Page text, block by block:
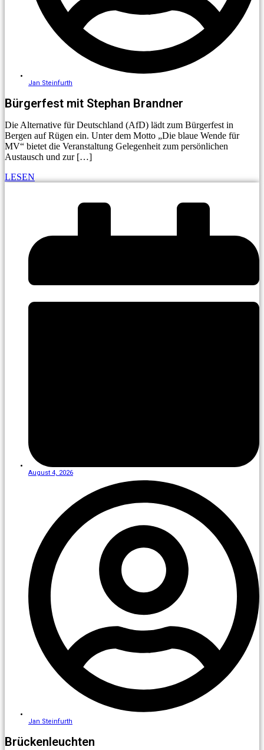
Jan Steinfurth
Bürgerfest mit Stephan Brandner
Die Alternative für Deutschland (AfD) lädt zum Bürgerfest in
Bergen auf Rügen ein. Unter dem Motto „Die blaue Wende für
MV“ bietet die Veranstaltung Gelegenheit zum persönlichen
Austausch und zur […]
LESEN
August 4, 2026
Jan Steinfurth
Brückenleuchten